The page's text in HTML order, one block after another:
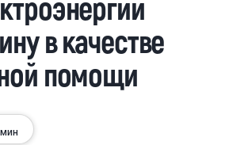
в качестве
помощи